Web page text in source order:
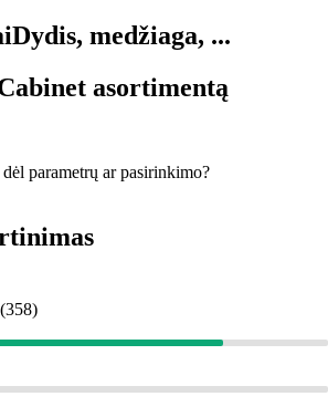
Dydis, medžiaga, ...
asortimentą
parametrų ar pasirinkimo?
(358)